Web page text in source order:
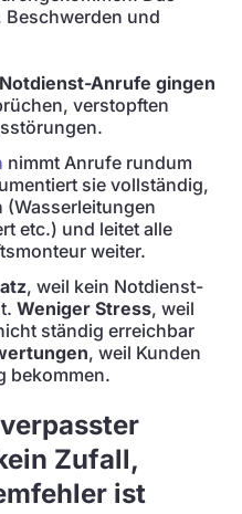
und
Anrufe gingen
verstopften
nimmt Anrufe rundum
sie vollständig,
(Wasserleitungen
etc.) und leitet alle
weiter.
, weil kein Notdienst-
Weniger Stress, weil
ständig erreichbar
, weil Kunden
bekommen.
Zufall,
ist